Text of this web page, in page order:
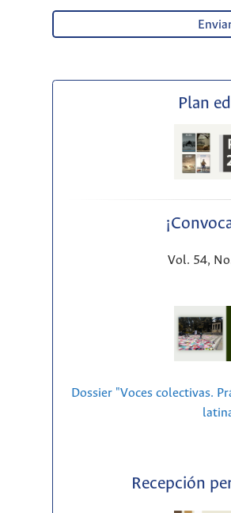
Plan
Vol. 54,
Dossier "Voces colectivas.
Recepción